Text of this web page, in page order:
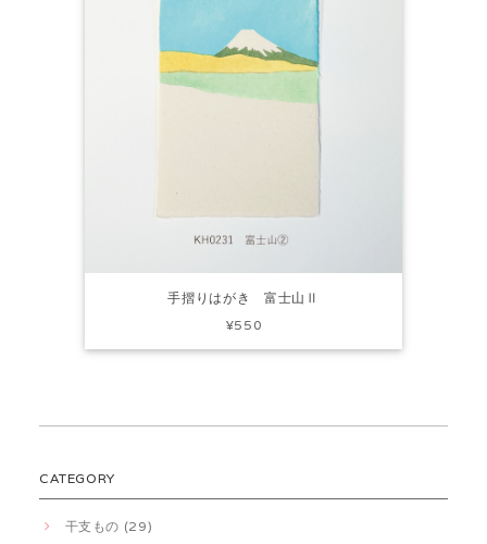
手摺りはがき 富士山Ⅱ
¥550
CATEGORY
干支もの (29)